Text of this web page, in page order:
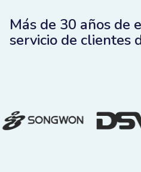
Más de 30 años de
servicio de clientes